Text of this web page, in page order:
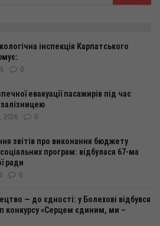
інспекція Карпатського
0
евакуації пасажирів під час
2026 0
звітів про виконання бюджету
програм: відбулася 67-ма
ради
0
— до єдності: у Болехові відбувся
конкурсу «Серцем єдиним, ми –